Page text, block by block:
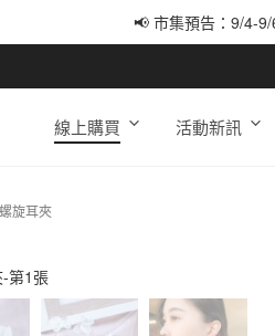
📢 市集預告：9/4-
線上購買 活動新訊
旋耳夾